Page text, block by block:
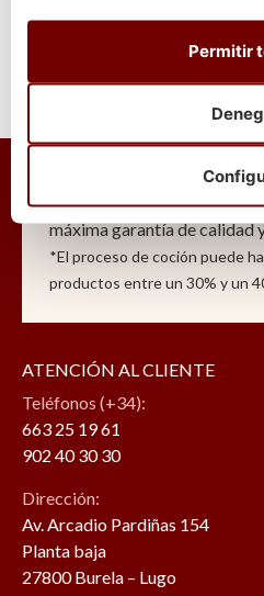
En Cetárea Burela nos
nuestros mariscos y
,
llevados directamente a tu
máxima garantía de calidad
*El proceso de coción puede
productos entre un 30% y un
ATENCIÓN AL CLIENTE
Teléfonos (+34):
663 25 19 61
902 40 30 30
Dirección:
Av. Arcadio Pardiñas 154
Planta baja
27800 Burela – Lugo
Permitir